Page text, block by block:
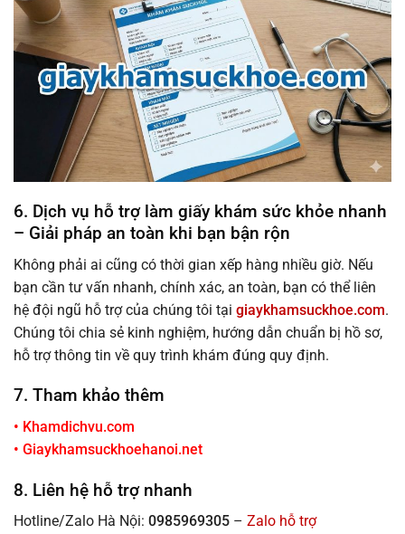
6. Dịch vụ hỗ trợ làm giấy khám sức khỏe nhanh
– Giải pháp an toàn khi bạn bận rộn
Không phải ai cũng có thời gian xếp hàng nhiều giờ. Nếu
bạn cần tư vấn nhanh, chính xác, an toàn, bạn có thể liên
hệ đội ngũ hỗ trợ của chúng tôi tại giaykhamsuckhoe.com.
Chúng tôi chia sẻ kinh nghiệm, hướng dẫn chuẩn bị hồ sơ,
hỗ trợ thông tin về quy trình khám đúng quy định.
7. Tham khảo thêm
• Khamdichvu.com
• Giaykhamsuckhoehanoi.net
8. Liên hệ hỗ trợ nhanh
Hotline/Zalo Hà Nội: 0985969305 – Zalo hỗ trợ